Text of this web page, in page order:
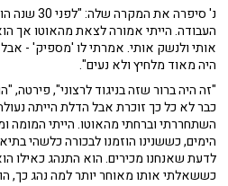
נ' סיפרה את
העבודה. הייתי אמורה לצאת מהאוטו אך
אותי ולנשק אותי. אמרתי לו 'מספיק' -
היה מאוד מלחיץ ולא נעים".
כבר לא כל כך זוכרת אבל הדלת הייתה
השתחררתי וברחתי מהאוטו. הייתי המומה
הימים, כששנינו הוזמנו לבכורה כלשהי
לדעת שאנחנו מכירים. הוא התנהג כאילו
כששאלתי אותו מאוחר יותר למה נהג כך,